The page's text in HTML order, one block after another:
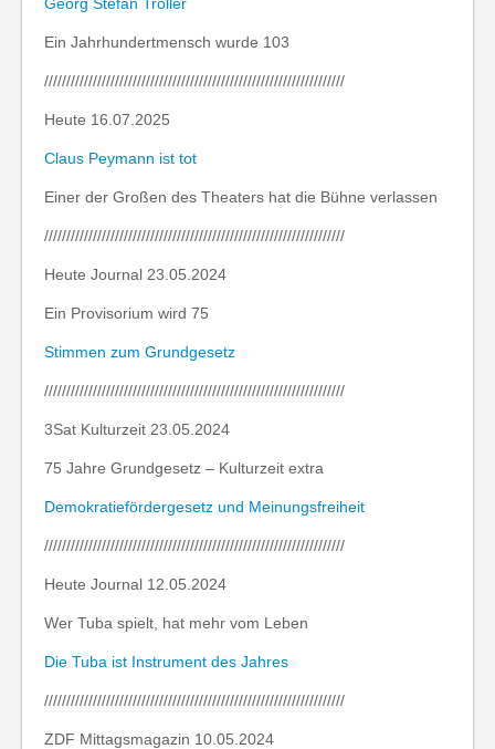
Ein Jahrhundertmensch wurde 103
////////////////////////////////////////////////////////////////////
Heute 16.07.2025
Claus Peymann ist tot
Einer der Großen des Theaters hat die Bühne verlassen
////////////////////////////////////////////////////////////////////
Heute Journal 23.05.2024
Ein Provisorium wird 75
Stimmen zum Grundgesetz
////////////////////////////////////////////////////////////////////
3Sat Kulturzeit 23.05.2024
75 Jahre Grundgesetz – Kulturzeit extra
Demokratiefördergesetz und Meinungsfreiheit
////////////////////////////////////////////////////////////////////
Heute Journal 12.05.2024
Wer Tuba spielt, hat mehr vom Leben
Die Tuba ist Instrument des Jahres
////////////////////////////////////////////////////////////////////
ZDF Mittagsmagazin 10.05.2024